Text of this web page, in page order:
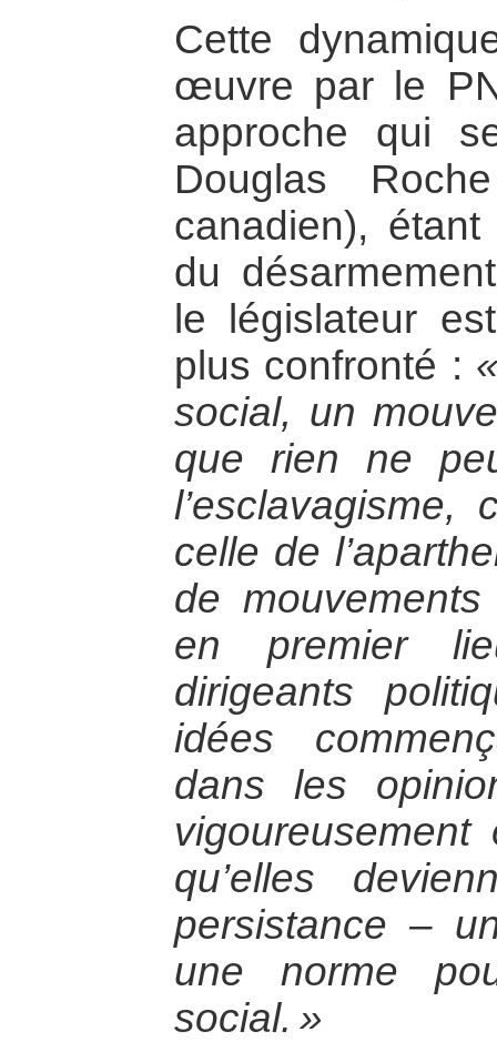
Cette
œuvre par le
approche qui
Douglas
canadien),
du
le législateur
plus confronté :
social, un
que rien ne
l’esclavagisme,
celle de
de
en premier
dirigeants
idées
dans les
vigoureusement
qu’elles
persistance –
une norme
social. »